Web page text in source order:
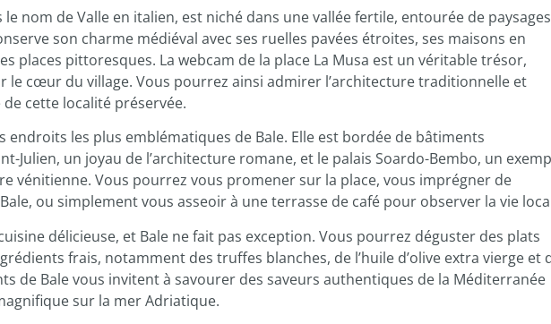
nom de Valle en italien, est niché dans une vallée fertile, entourée de paysages
son charme médiéval avec ses ruelles pavées étroites, ses maisons en
places pittoresques. La webcam de la place La Musa est un véritable trésor,
le cœur du village. Vous pourrez ainsi admirer l’architecture traditionnelle et
cette localité préservée.
endroits les plus emblématiques de Bale. Elle est bordée de bâtiments
Julien, un joyau de l’architecture romane, et le palais Soardo-Bembo, un
vénitienne. Vous pourrez vous promener sur la place, vous imprégner de
ou simplement vous asseoir à une terrasse de café pour observer la vie
délicieuse, et Bale ne fait pas exception. Vous pourrez déguster des plats
frais, notamment des truffes blanches, de l’huile d’olive extra vierge et
de Bale vous invitent à savourer des saveurs authentiques de la Méditerranée
sur la mer Adriatique.